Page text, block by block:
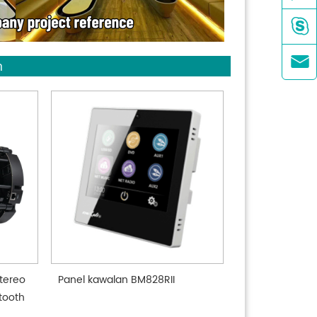
Panel kawalan BM828RII

